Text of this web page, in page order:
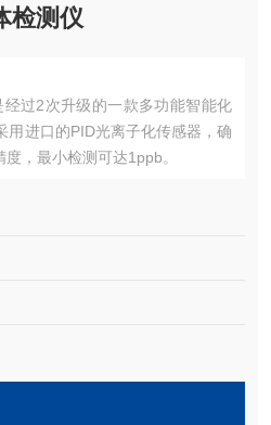
检测仪
过2次升级的一款多功能智能化
用进口的PID光离子化传感器，确
，最小检测可达1ppb。